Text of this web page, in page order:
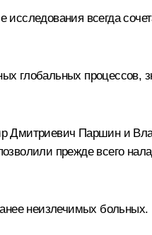
всегда
глобальных процессов,
Дмитриевич Паршин и
прежде всего
неизлечимых